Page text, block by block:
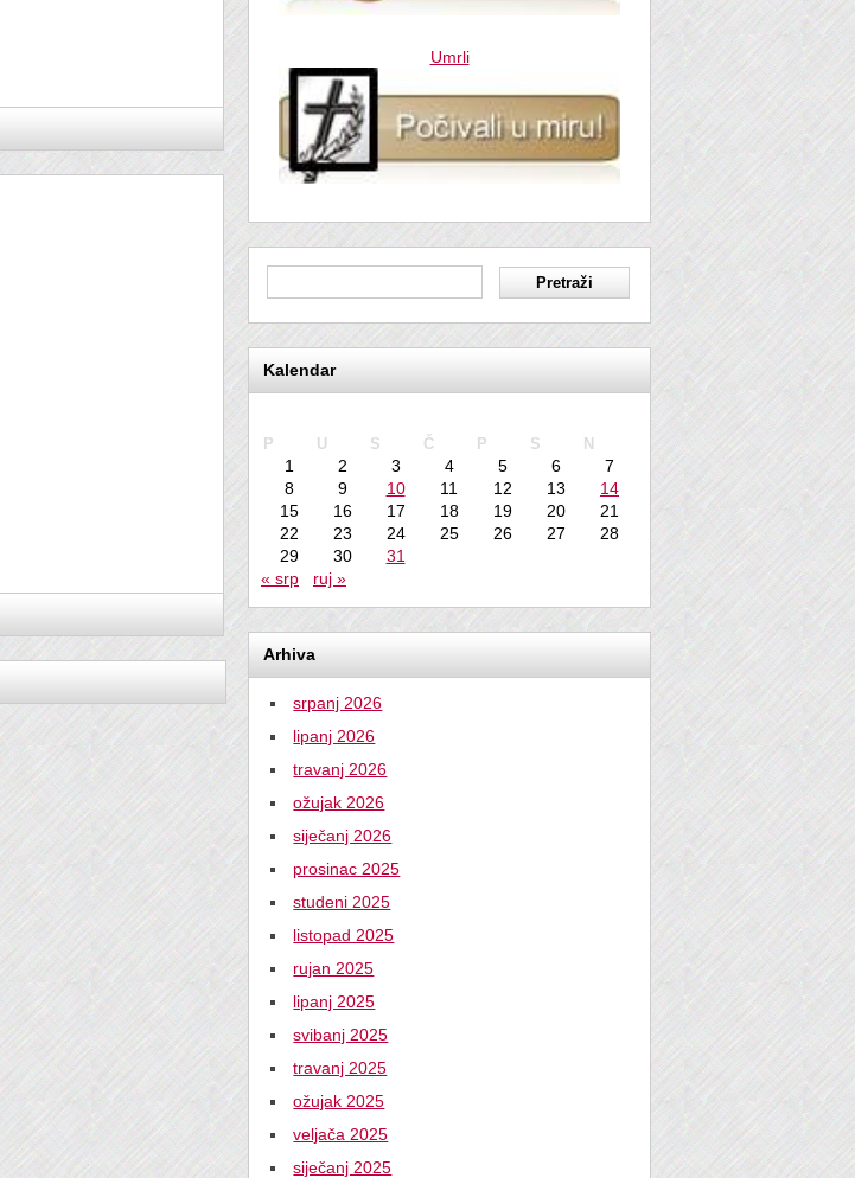
Umrli
Kalendar
P
U S Č P S N
1 2 3 4 5 6
7
8
9 10 11 12 13
14
15
16 17 18 19 20
21
22
23 24 25 26 27
28
29
30
31
« srp
ruj »
Arhiva
srpanj 2026
lipanj 2026
travanj 2026
ožujak 2026
siječanj 2026
prosinac 2025
studeni 2025
listopad 2025
rujan 2025
lipanj 2025
svibanj 2025
travanj 2025
ožujak 2025
veljača 2025
siječanj 2025